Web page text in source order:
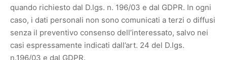
quando richiesto dal D.lgs. n. 196/03 e dal GDPR. In ogni
caso, i dati personali non sono comunicati a terzi o diffusi
senza il preventivo consenso dell’interessato, salvo nei
casi espressamente indicati dall’art. 24 del D.lgs.
n.196/03 e dal GDPR.